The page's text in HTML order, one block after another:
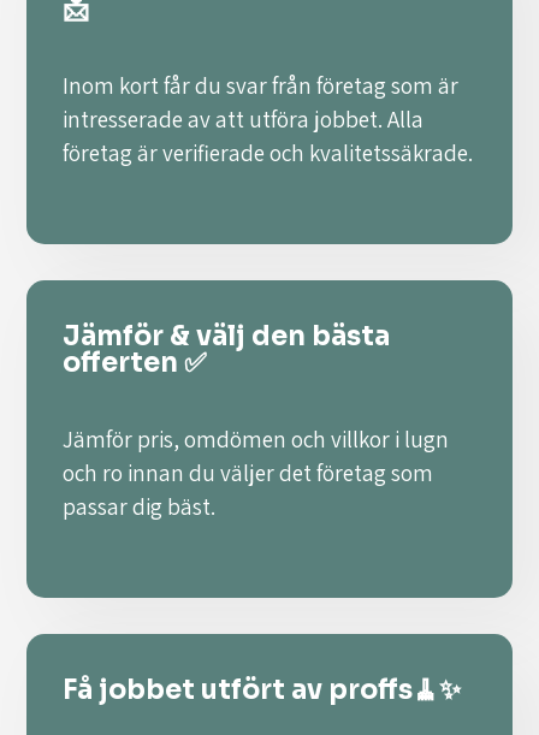
📩
Inom kort får du svar från företag som är
intresserade av att utföra jobbet. Alla
företag är verifierade och kvalitetssäkrade.
Jämför & välj den bästa
offerten ✅
Jämför pris, omdömen och villkor i lugn
och ro innan du väljer det företag som
passar dig bäst.
Få jobbet utfört av proffs🧹✨